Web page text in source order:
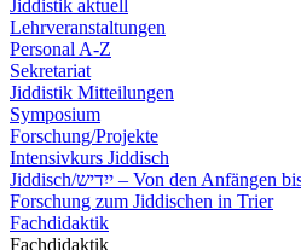
Jiddistik aktuell
Lehrveranstaltungen
Personal A-Z
Sekretariat
Jiddistik Mitteilungen
Symposium
Forschung/Projekte
Intensivkurs Jiddisch
Jiddisch/ייִדיש – Von den Anfängen bis zum Buchdruck 55 Jahre
Forschung zum Jiddischen in Trier
Fachdidaktik
Fachdidaktik